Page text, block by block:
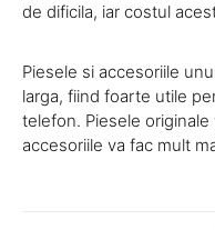
de dificila, iar costul
Piesele si accesoriile
larga, fiind foarte utile
telefon. Piesele
accesoriile va fac mult